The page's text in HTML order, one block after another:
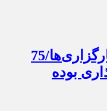
تکذیب درآمدهای نجومی کارگزاری‌ها/75
بوده